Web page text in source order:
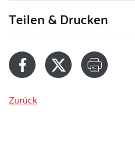
Teilen & Drucken
Zurück